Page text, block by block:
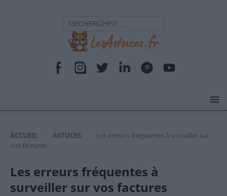
ACCUEIL ASTUCES
Les erreurs fréquentes à surveiller sur
vos factures
Les erreurs fréquentes à
surveiller sur vos factures